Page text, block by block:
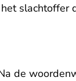
slachtoffer
de